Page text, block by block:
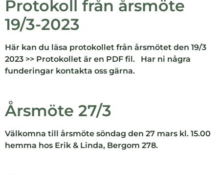
Protokoll från årsmöte
19/3-2023
Här kan du läsa protokollet från årsmötet den 19/3
2023 >> Protokollet är en PDF fil. Har ni några
funderingar kontakta oss gärna.
Årsmöte 27/3
Välkomna till årsmöte söndag den 27 mars kl. 15.00
hemma hos Erik & Linda, Bergom 278.